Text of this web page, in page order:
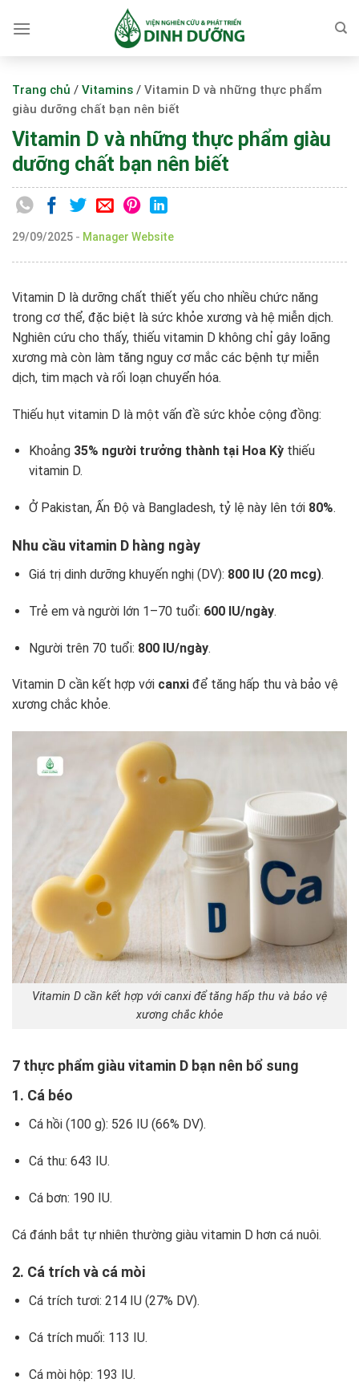
Trang chủ / Vitamins / Vitamin D và những thực phẩm
giàu dưỡng chất bạn nên biết
Vitamin D và những thực phẩm giàu
dưỡng chất bạn nên biết
29/09/2025 - Manager Website
Vitamin D là dưỡng chất thiết yếu cho nhiều chức năng
trong cơ thể, đặc biệt là sức khỏe xương và hệ miễn dịch.
Nghiên cứu cho thấy, thiếu vitamin D không chỉ gây loãng
xương mà còn làm tăng nguy cơ mắc các bệnh tự miễn
dịch, tim mạch và rối loạn chuyển hóa.
Thiếu hụt vitamin D là một vấn đề sức khỏe cộng đồng:
Khoảng 35% người trưởng thành tại Hoa Kỳthiếu
vitamin D.
Ở Pakistan, Ấn Độ và Bangladesh, tỷ lệ này lên tới 80%.
Nhu cầu vitamin D hàng ngày
Giá trị dinh dưỡng khuyến nghị (DV): 800 IU (20 mcg).
Trẻ em và người lớn 1–70 tuổi: 600 IU/ngày.
Người trên 70 tuổi: 800 IU/ngày.
Vitamin D cần kết hợp với canxi để tăng hấp thu và bảo vệ
xương chắc khỏe.
Vitamin D cần kết hợp với canxi để tăng hấp thu và bảo vệ
xương chắc khỏe
7 thực phẩm giàu vitamin D bạn nên bổ sung
1. Cá béo
Cá hồi (100 g): 526 IU (66% DV).
Cá thu: 643 IU.
Cá bơn: 190 IU.
Cá đánh bắt tự nhiên thường giàu vitamin D hơn cá nuôi.
2. Cá trích và cá mòi
Cá trích tươi: 214 IU (27% DV).
Cá trích muối: 113 IU.
Cá mòi hộp: 193 IU.